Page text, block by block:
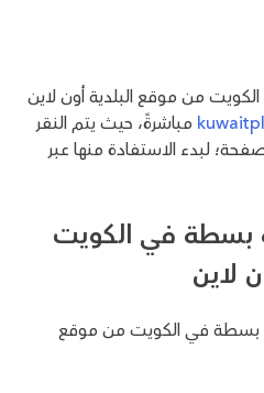
من موقع البلدية أون لاين
مباشرةً، حيث يتم النقر
لبدء الاستفادة منها عبر
بسطة في الكويت
لاين
بسطة في الكويت من موقع